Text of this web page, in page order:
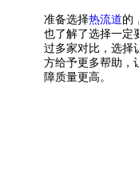
准备选择热流道的
也了解了选择一定
过多家对比 ， 选择
方给予更多帮助，
障质量更高。